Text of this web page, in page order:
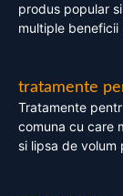
produs popular
multiple
tratamente
Tratamente
comuna cu care
si lipsa de volum